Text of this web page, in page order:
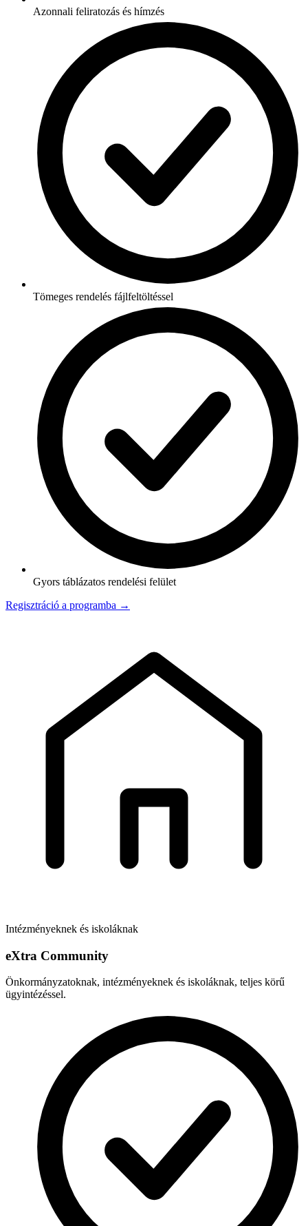
Azonnali feliratozás és hímzés
Tömeges rendelés fájlfeltöltéssel
Gyors táblázatos rendelési felület
Regisztráció a programba →
Intézményeknek és iskoláknak
eXtra Community
Önkormányzatoknak, intézményeknek és iskoláknak, teljes körű
ügyintézéssel.